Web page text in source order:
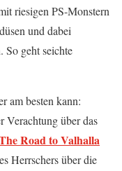
riesigen PS-Monstern
und dabei
So geht seichte
am besten kann:
Verachtung über das
Road to Valhalla
Herrschers über die